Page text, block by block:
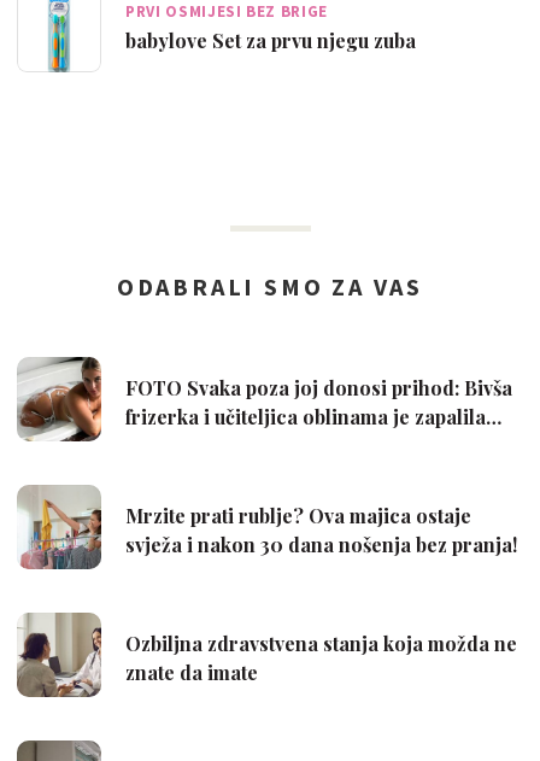
PRVI OSMIJESI BEZ BRIGE
babylove Set za prvu njegu zuba